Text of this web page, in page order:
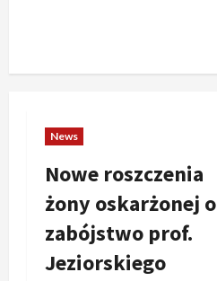
News
Nowe roszczenia
żony oskarżonej o
zabójstwo prof.
Jeziorskiego